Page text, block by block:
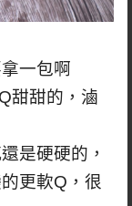
一包啊
甜甜的，滷
是硬硬的，
更軟Q，很